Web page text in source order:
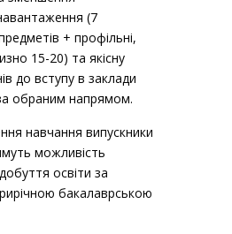
(7
+ профільні,
15-20) та якісну
до вступу в заклади
обраним напрямом.
навчання випускники
можливість
освіти за
бакалаврською